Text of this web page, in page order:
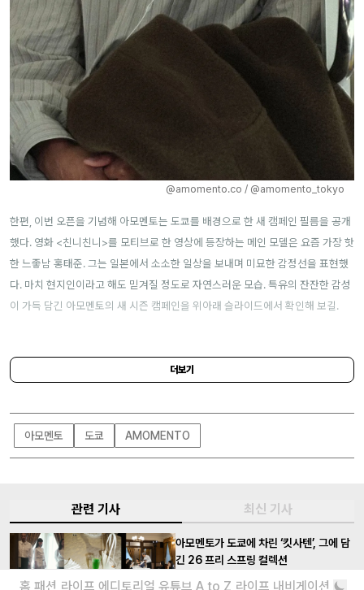
@amomento.co / @amomento_tokyo
한편, 이번 오픈을 기념해 아모멘토는 도쿄를 배경으로 한 새 캠페인 필름을 공개
했다. 영화 <친니친니>를 모티브로 한 영상에 등장하는 메인 모델은 요즘 가장 핫
한 느좋남 홍태준. 그는 일본에서 소소한 일상을 보내며 미묘한 감정선을 표현했
다. 마치 현지인이라고 해도 믿겨질 정도로 자연스러운 모습. 특유의 잔잔한 감성
이 가득 담긴 아모멘토의 새 시즌 캠페인을 위아래 슬라이드에서 확인해 보길.
5-49-9, Jingumae, Shibuya-ku, Tokyo
더보기
아모멘토 도쿄 AMOMENTO
관련 기사 최신 기사
아모멘토가 도쿄에 차린 ‘킷사텐’, 그에 담
긴 26 프리 스프링 컬렉션
본격적인 도쿄 진출의 시작점?
홈 패션 라이프 에디토리얼 유튜브 A to Z 라이프 내비게이션